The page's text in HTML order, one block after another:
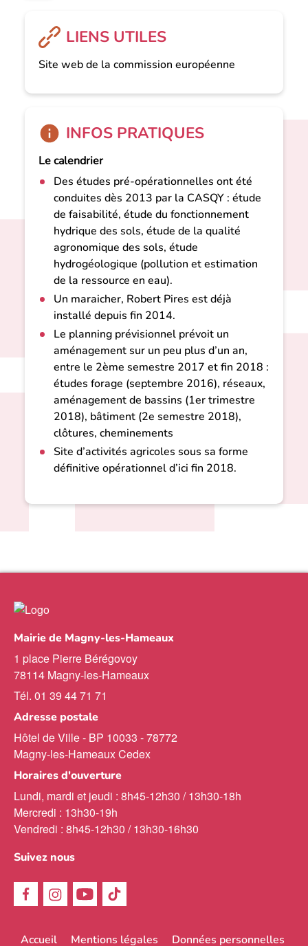
LIENS UTILES
Site web de la commission européenne
INFOS PRATIQUES
Le calendrier
Des études pré-opérationnelles ont été
conduites dès 2013 par la CASQY : étude
de faisabilité, étude du fonctionnement
hydrique des sols, étude de la qualité
agronomique des sols, étude
hydrogéologique (pollution et estimation
de la ressource en eau).
Un maraicher, Robert Pires est déjà
installé depuis fin 2014.
Le planning prévisionnel prévoit un
aménagement sur un peu plus d’un an,
entre le 2ème semestre 2017 et fin 2018 :
études forage (septembre 2016), réseaux,
aménagement de bassins (1er trimestre
2018), bâtiment (2e semestre 2018),
clôtures, cheminements
Site d’activités agricoles sous sa forme
définitive opérationnel d’ici fin 2018.
Mairie de Magny-les-Hameaux
1 place Pierre Bérégovoy
78114 Magny-les-Hameaux
Tél. 01 39 44 71 71
Adresse postale
Hôtel de Ville - BP 10033 - 78772
Magny-les-Hameaux Cedex
Horaires d'ouverture
Lundi, mardi et jeudi : 8h45-12h30 / 13h30-18h
Mercredi : 13h30-19h
Vendredi : 8h45-12h30 / 13h30-16h30
Suivez nous
Menu
Accueil Mentions légales Données personnelles